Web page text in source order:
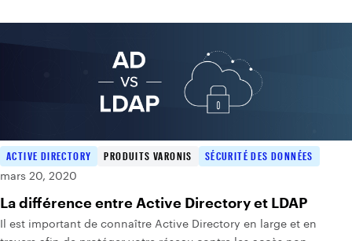
ACTIVE DIRECTORY PRODUITS VARONIS
SÉCURITÉ DES DONNÉES
mars 20, 2020
La différence entre Active Directory et LDAP
Il est important de connaître Active Directory en large et en